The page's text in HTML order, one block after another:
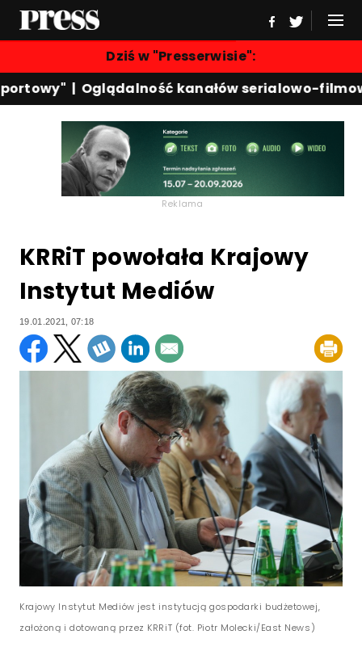
Dziś w "Presserwisie":
|Oglądalność kanałów serialowo-
Reklama
KRRiT powołała Krajowy
Instytut Mediów
19.01.2021, 07:18
Krajowy Instytut Mediów jest instytucją gospodarki budżetowej,
założoną i dotowaną przez KRRiT (fot. Piotr Molecki/East News)